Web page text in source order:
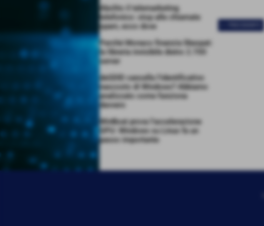
Abolito il telemarketing
telefonico: stop alle chiamate
spam, ecco dove
Perché Monaco finanzia libexpat:
la libreria invisibile dietro 2.700
server
deGDID cancella l’identificativo
nascosto di Windows? Abbiamo
analizzato come funziona
davvero
WinBoat prova l’accelerazione
GPU: Windows su Linux fa un
passo importante